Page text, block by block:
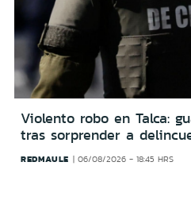
Violento robo en Talca:
tras sorprender a
REDMAULE 06/08/2026 - 18:45 HRS